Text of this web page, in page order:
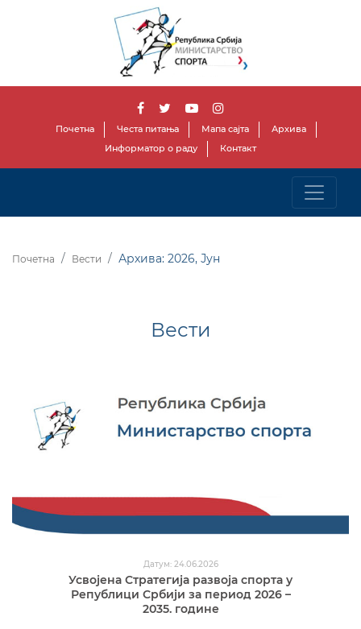
Почетна Честа питања Мапа сајта
Архива
Информатор о раду
Контакт
Почетна Вести Архива: 2026, Јун
Вести
Датум: 24.06.2026
Усвојена Стратегија развоја спорта у
Републици Србији за период 2026 –
2035. године